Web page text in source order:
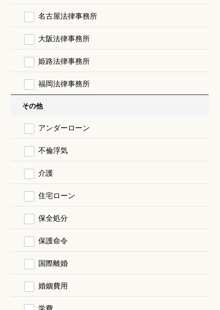
名古屋法律事務所
大阪法律事務所
姫路法律事務所
福岡法律事務所
その他
アンダーローン
不倫浮気
介護
住宅ローン
保全処分
保護命令
国際離婚
婚姻費用
学費